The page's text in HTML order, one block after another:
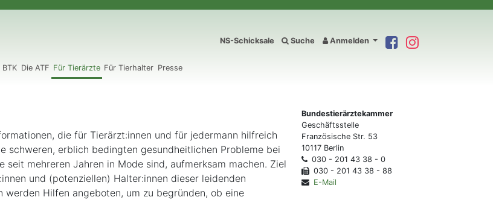
NS-Schicksale Suche Anmelden
BTK Die ATF Für Tierärzte Für Tierhalter Presse
die für Tierärzt:innen und für jedermann hilfreich
schweren, erblich bedingten gesundheitlichen Probleme bei
seit mehreren Jahren in Mode sind, aufmerksam machen. Ziel
und (potenziellen) Halter:innen dieser leidenden
werden Hilfen angeboten, um zu begründen, ob eine
Bundestierärztekammer
Geschäftsstelle
Französische Str. 53
10117 Berlin
030 - 201 43 38 - 0
030 - 201 43 38 - 88
E-Mail